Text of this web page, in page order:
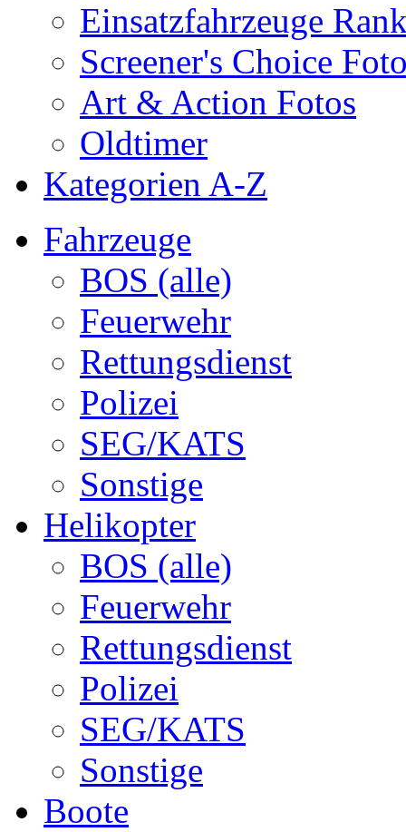
Einsatzfahrzeuge
Screener's Choice
Art & Action Fotos
Oldtimer
Kategorien A-Z
Fahrzeuge
BOS (alle)
Feuerwehr
Rettungsdienst
Polizei
SEG/KATS
Sonstige
Helikopter
BOS (alle)
Feuerwehr
Rettungsdienst
Polizei
SEG/KATS
Sonstige
Boote